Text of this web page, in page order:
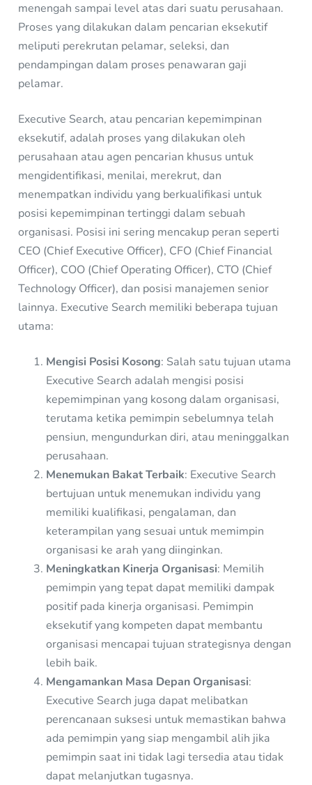
menengah sampai level atas dari suatu perusahaan.
Proses yang dilakukan dalam pencarian eksekutif
meliputi perekrutan pelamar, seleksi, dan
pendampingan dalam proses penawaran gaji
pelamar.
Executive Search, atau pencarian kepemimpinan
eksekutif, adalah proses yang dilakukan oleh
perusahaan atau agen pencarian khusus untuk
mengidentifikasi, menilai, merekrut, dan
menempatkan individu yang berkualifikasi untuk
posisi kepemimpinan tertinggi dalam sebuah
organisasi. Posisi ini sering mencakup peran seperti
CEO (Chief Executive Officer), CFO (Chief Financial
Officer), COO (Chief Operating Officer), CTO (Chief
Technology Officer), dan posisi manajemen senior
lainnya. Executive Search memiliki beberapa tujuan
utama:
Mengisi Posisi Kosong: Salah satu tujuan utama
Executive Search adalah mengisi posisi
kepemimpinan yang kosong dalam organisasi,
terutama ketika pemimpin sebelumnya telah
pensiun, mengundurkan diri, atau meninggalkan
perusahaan.
Menemukan Bakat Terbaik: Executive Search
bertujuan untuk menemukan individu yang
memiliki kualifikasi, pengalaman, dan
keterampilan yang sesuai untuk memimpin
organisasi ke arah yang diinginkan.
Meningkatkan Kinerja Organisasi: Memilih
pemimpin yang tepat dapat memiliki dampak
positif pada kinerja organisasi. Pemimpin
eksekutif yang kompeten dapat membantu
organisasi mencapai tujuan strategisnya dengan
lebih baik.
Mengamankan Masa Depan Organisasi:
Executive Search juga dapat melibatkan
perencanaan suksesi untuk memastikan bahwa
ada pemimpin yang siap mengambil alih jika
pemimpin saat ini tidak lagi tersedia atau tidak
dapat melanjutkan tugasnya.